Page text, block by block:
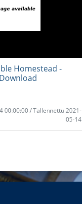
Homestead -
00:00:00 / Tallennettu 2021-
05-14